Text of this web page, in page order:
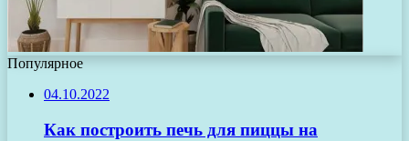
Популярное
04.10.2022
Как построить печь для пиццы на